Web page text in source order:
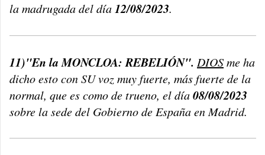
la madrugada del día12/08/2023.
11)"En la MONCLOA: REBELIÓN". DIOSme ha
dicho esto con SU voz muy fuerte, más fuerte de la
normal, que es como de trueno, el día08/08/2023
sobre la sede del Gobierno de España en Madrid.